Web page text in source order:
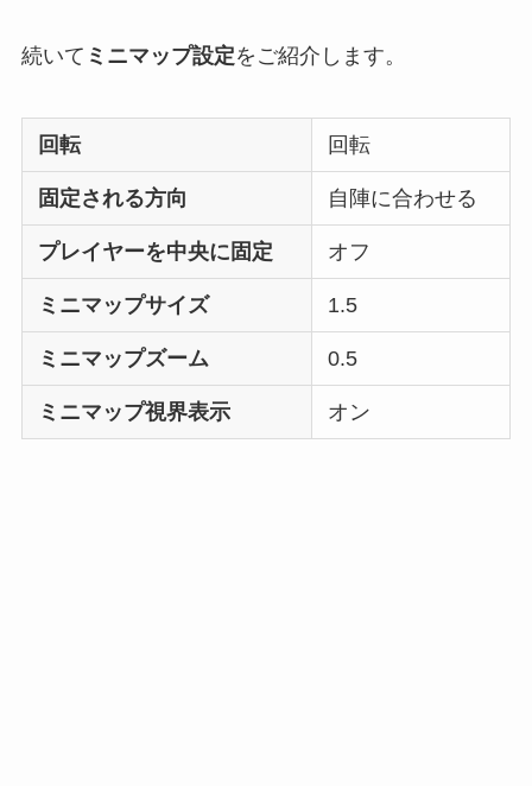
続いて ミニマップ設定をご紹介します。
回転 回転
固定される方向 自陣に合わせる
プレイヤーを中央に固定 オフ
ミニマップサイズ 1.5
ミニマップズーム 0.5
ミニマップ視界表示 オン